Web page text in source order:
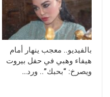
بالفيديو.. معجب ينهار أمام
هيفاء وهبي في حفل بيروت
ويصرخ: “بحبك”.. ورد…